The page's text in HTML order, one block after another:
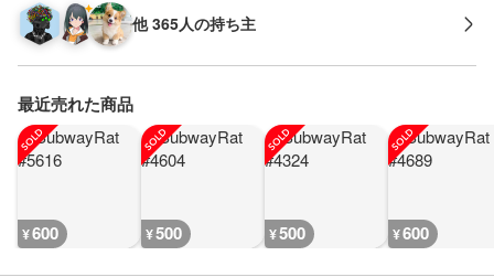
他 365人の持ち主
最近売れた商品
¥600 ¥500 ¥500 ¥600